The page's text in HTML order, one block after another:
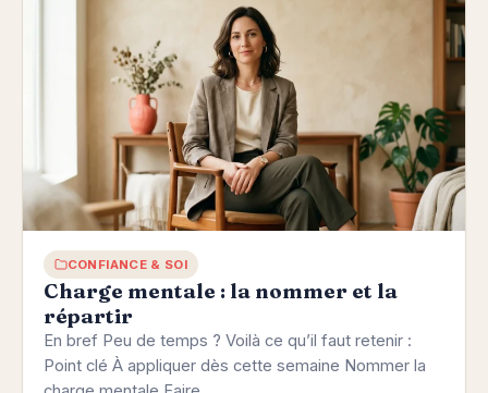
CONFIANCE & SOI
Charge mentale : la nommer et la
répartir
En bref Peu de temps ? Voilà ce qu’il faut retenir :
Point clé À appliquer dès cette semaine Nommer la